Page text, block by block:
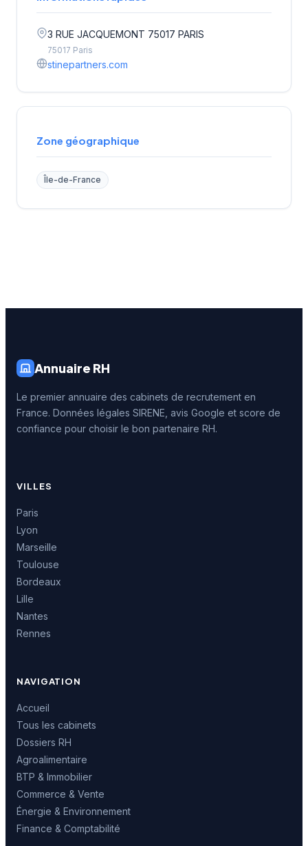
3 RUE JACQUEMONT 75017 PARIS
75017 Paris
stinepartners.com
Zone géographique
Île-de-France
Annuaire RH
Le premier annuaire des cabinets de recrutement en
France. Données légales SIRENE, avis Google et score de
confiance pour choisir le bon partenaire RH.
VILLES
Paris
Lyon
Marseille
Toulouse
Bordeaux
Lille
Nantes
Rennes
NAVIGATION
Accueil
Tous les cabinets
Dossiers RH
Agroalimentaire
BTP & Immobilier
Commerce & Vente
Énergie & Environnement
Finance & Comptabilité